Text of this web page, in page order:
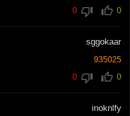
0
sggokaar
935025
0
inoknlfy